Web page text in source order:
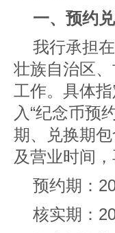
一、预约
我行承担
壮族自治区
工作。具体
入“纪念币预
期、兑换期
及营业时间，
预约期：
核实期：